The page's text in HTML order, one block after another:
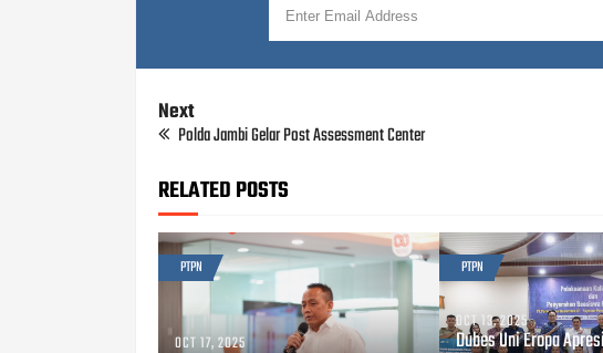
Next
Polda Jambi Gelar Post Assessment Center
RELATED POSTS
PTPN
OCT 17, 2025
PTPN
OCT 13, 2025
Dubes Uni Eropa